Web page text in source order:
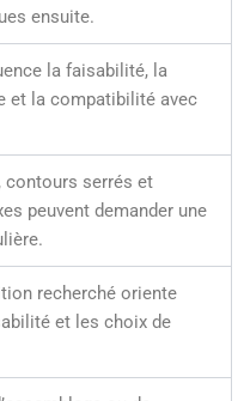
ensuite.
la faisabilité, la
et la compatibilité avec
contours serrés et
peuvent demander une
recherché oriente
et les choix de